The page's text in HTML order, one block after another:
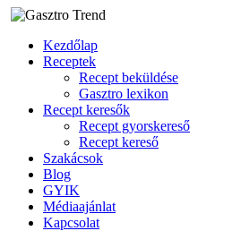
Kezdőlap
Receptek
Recept beküldése
Gasztro lexikon
Recept keresők
Recept gyorskereső
Recept kereső
Szakácsok
Blog
GYIK
Médiaajánlat
Kapcsolat